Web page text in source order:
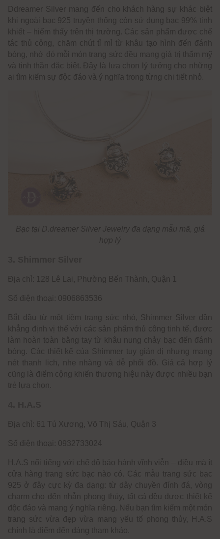
Ddreamer Silver mang đến cho khách hàng sự khác biệt
khi ngoài bạc 925 truyền thống còn sử dụng bạc 99% tinh
khiết – hiếm thấy trên thị trường. Các sản phẩm được chế
tác thủ công, chăm chút tỉ mỉ từ khâu tạo hình đến đánh
bóng, nhờ đó mỗi món trang sức đều mang giá trị thẩm mỹ
và tinh thần đặc biệt. Đây là lựa chọn lý tưởng cho những
ai tìm kiếm sự độc đáo và ý nghĩa trong từng chi tiết nhỏ.
Bạc tại D.dreamer Silver Jewelry đa dạng mẫu mã, giá
hợp lý
Địa chỉ: 128 Lê Lai, Phường Bến Thành, Quận 1
Số điện thoại: 0906863536
Bắt đầu từ một tiệm trang sức nhỏ, Shimmer Silver dần
khẳng định vị thế với các sản phẩm thủ công tinh tế, được
làm hoàn toàn bằng tay từ khâu nung chảy bạc đến đánh
bóng. Các thiết kế của Shimmer tuy giản dị nhưng mang
nét thanh lịch, nhẹ nhàng và dễ phối đồ. Giá cả hợp lý
cũng là điểm cộng khiến thương hiệu này được nhiều bạn
trẻ lựa chọn.
Địa chỉ: 61 Tú Xương, Võ Thị Sáu, Quận 3
Số điện thoại: 0932733024
H.A.S nổi tiếng với chế độ bảo hành vĩnh viễn – điều mà ít
cửa hàng trang sức bạc nào có. Các mẫu trang sức bạc
925 ở đây cực kỳ đa dạng: từ dây chuyền đính đá, vòng
charm cho đến nhẫn phong thủy, tất cả đều được thiết kế
độc đáo và mang ý nghĩa riêng. Nếu bạn tìm kiếm một món
trang sức vừa đẹp vừa mang yếu tố phong thủy, H.A.S
chính là điểm đến đáng tham khảo.